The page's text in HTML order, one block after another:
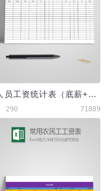
人员工资统计表（底薪+提成）
290 71889